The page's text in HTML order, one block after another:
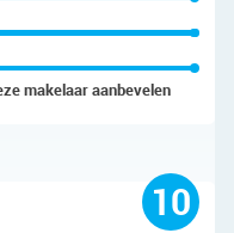
makelaar aanbevelen
10